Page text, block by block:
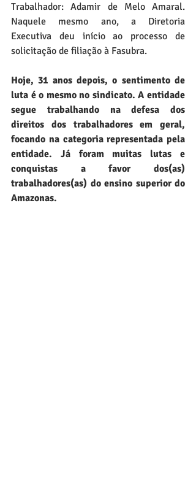
Trabalhador: Adamir de Melo Amaral.
Naquele mesmo ano, a Diretoria
Executiva deu início ao processo de
solicitação de filiação à Fasubra.
Hoje, 31 anos depois, o sentimento de
luta é o mesmo no sindicato. A entidade
segue trabalhando na defesa dos
direitos dos trabalhadores em geral,
focando na categoria representada pela
entidade. Já foram muitas lutas e
conquistas a favor dos(as)
trabalhadores(as) do ensino superior do
Amazonas.